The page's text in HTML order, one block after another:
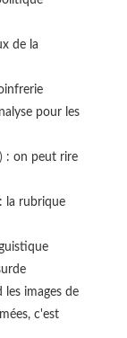
de la
pour les
: on peut rire
la rubrique
images de
c'est